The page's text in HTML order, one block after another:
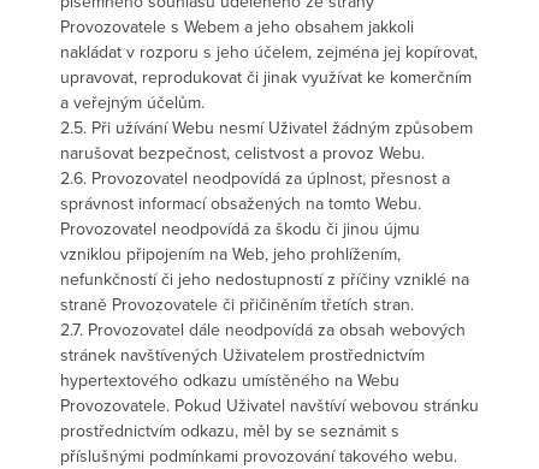
Provozovatele s Webem a jeho obsahem jakkoli
nakládat v rozporu s jeho účelem, zejména jej kopírovat,
upravovat, reprodukovat či jinak využívat ke komerčním
a veřejným účelům.
2.5. Při užívání Webu nesmí Uživatel žádným způsobem
narušovat bezpečnost, celistvost a provoz Webu.
2.6. Provozovatel neodpovídá za úplnost, přesnost a
správnost informací obsažených na tomto Webu.
Provozovatel neodpovídá za škodu či jinou újmu
vzniklou připojením na Web, jeho prohlížením,
nefunkčností či jeho nedostupností z příčiny vzniklé na
straně Provozovatele či přičiněním třetích stran.
2.7. Provozovatel dále neodpovídá za obsah webových
stránek navštívených Uživatelem prostřednictvím
hypertextového odkazu umístěného na Webu
Provozovatele. Pokud Uživatel navštíví webovou stránku
prostřednictvím odkazu, měl by se seznámit s
příslušnými podmínkami provozování takového webu.